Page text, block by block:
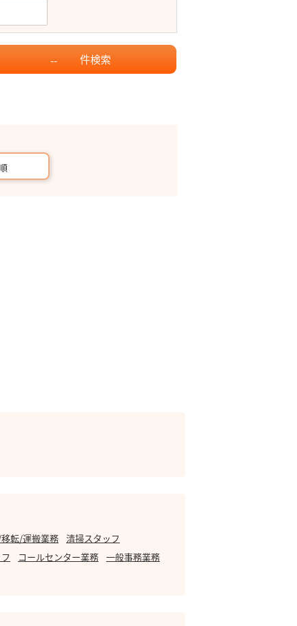
-- 件検索
転/運搬業務 清掃スタッフ
コールセンター業務 一般事務業務